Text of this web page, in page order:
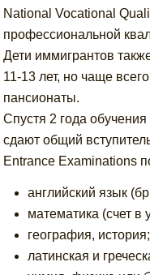
National Vocational
профессиональной
Дети иммигрантов
11-13 лет, но чаще
пансионаты.
Спустя 2 года
сдают общий
Entrance Examinations
английский язык
математика (счет в
география, история;
латинская и